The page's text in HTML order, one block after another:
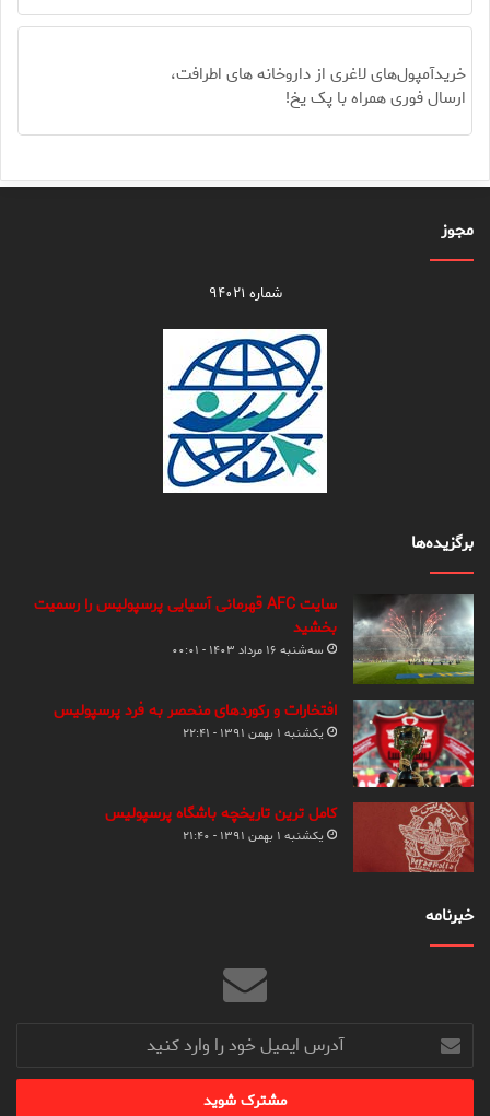
خریدآمپول‌های لاغری از داروخانه های اطرافت،
ارسال فوری همراه با پک یخ!
مجوز
شماره ۹۴۰۲۱
برگزیده‌ها
سایت AFC قهرمانی آسیایی پرسپولیس را رسمیت
بخشید
سه‌شنبه ۱۶ مرداد ۱۴۰۳ - ۰۰:۰۱
افتخارات و رکوردهای منحصر به فرد پرسپولیس
یکشنبه ۱ بهمن ۱۳۹۱ - ۲۲:۴۱
کامل ترین تاریخچه باشگاه پرسپولیس
یکشنبه ۱ بهمن ۱۳۹۱ - ۲۱:۴۰
خبرنامه
آدرس
ایمیل
خود